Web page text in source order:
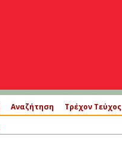
Αναζήτηση Τρέχον Τεύχος